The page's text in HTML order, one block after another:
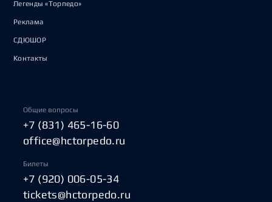
Легенды «Торпедо»
Реклама
СДЮШОР
Контакты
Общие вопросы
+7 (831) 465-16-60
office@hctorpedo.ru
Билеты
+7 (920) 006-05-34
tickets@hctorpedo.ru